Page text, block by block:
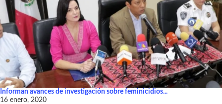
Informan avances de investigación sobre feminicidios...
16 enero, 2020